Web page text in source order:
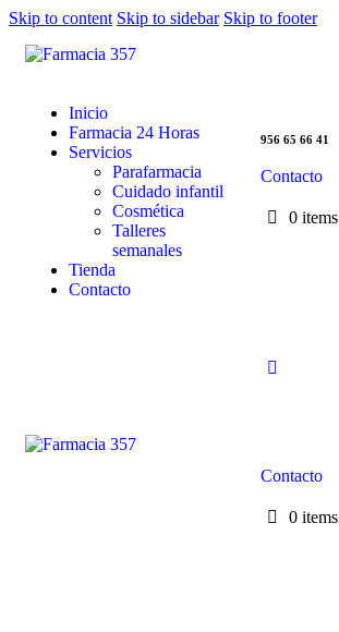
Skip to content Skip to sidebar Skip to footer
Inicio
Farmacia 24 Horas
Servicios
Parafarmacia
Cuidado infantil
Cosmética
Talleres
semanales
Tienda
Contacto
956 65 66 41
Contacto
0 items
Contacto
0 items